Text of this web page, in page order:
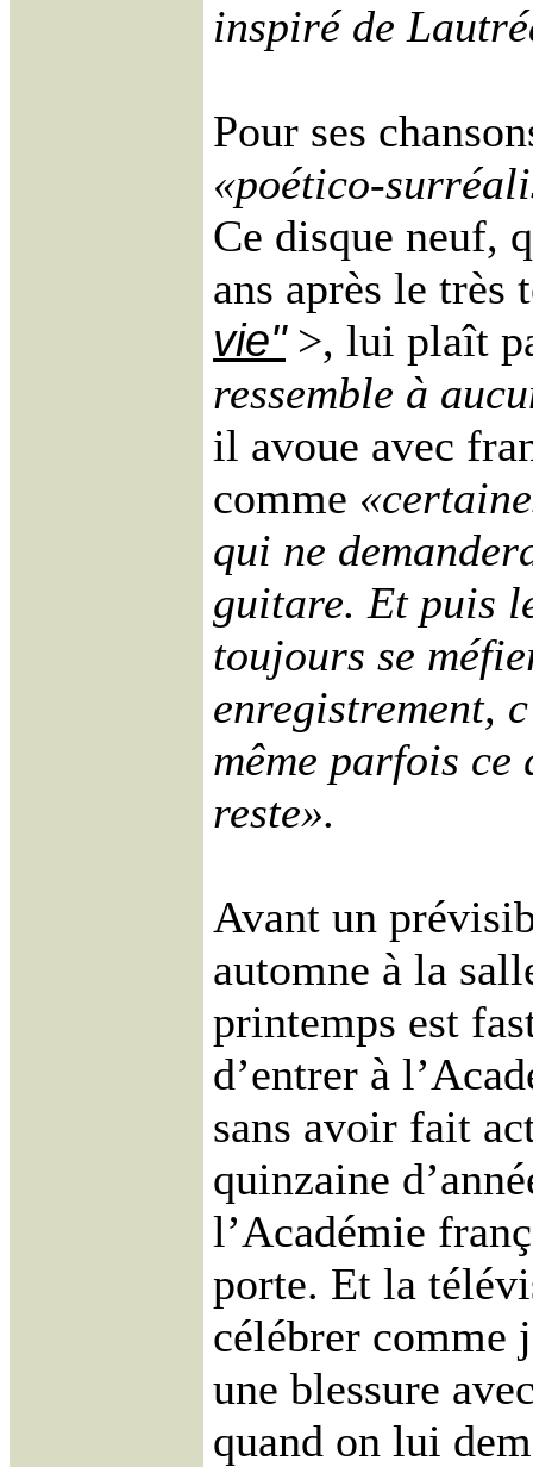
inspiré de
Pour ses
«poético-
Ce disque neuf,
ans après le très
vie" >, lui plaît
ressemble à
il avoue avec
comme
qui ne
guitare. Et puis
toujours se
enregistrement,
même parfois ce
reste».
Avant un
automne à la
printemps est
d’entrer à
sans avoir fait
quinzaine
l’Académie
porte. Et la
célébrer
une blessure
quand on lui